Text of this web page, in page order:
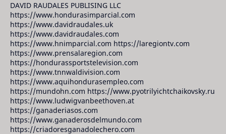
DAVID RAUDALES PUBLISING LLC
https://www.hondurasimparcial.com
https://www.davidraudales.uk
https://www.davidraudales.com
https://www.hnimparcial.com https://laregiontv.com
https://www.prensalaregion.com
https://hondurassportstelevision.com
https://www.tnnwaldivision.com
https://www.aquihondurasempleo.com
https://mundohn.com https://www.pyotrilyichtchaikovsky.ru
https://www.ludwigvanbeethoven.at
https://ganaderiasos.com
https://www.ganaderosdelmundo.com
https://criadoresganadolechero.com